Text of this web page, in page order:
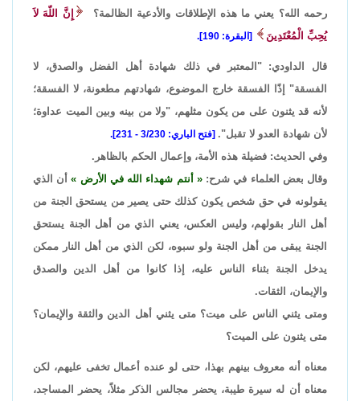
رحمه الله؟ يعني ما هذه الإطلاقات والأدعية الظالمة؟
إِنَّ اللّهَ لاَ
يُحِبِّ الْمُعْتَدِينَ
[البقرة: 190].
قال الداودي: "المعتبر في ذلك شهادة أهل الفضل والصدق، لا
الفسقة" إذًا الفسقة خارج الموضوع، شهادتهم مطعونة، لا الفسقة؛
لأنه قد يثنون على من يكون مثلهم، "ولا من بينه وبين الميت عداوة؛
لأن شهادة العدو لا تقبل". [فتح الباري: 3/230 - 231].
وفي الحديث: فضيلة هذه الأمة، وإعمال الحكم بالظاهر.
وقال بعض العلماء في شرح:
أنتم شهداء الله في الأرض
أن الذي
يقولونه في حق شخص يكون كذلك حتى يصير من يستحق الجنة من
أهل النار بقولهم، وليس العكس، يعني الذي من أهل الجنة يستحق
الجنة يبقى من أهل الجنة ولو سبوه، لكن الذي من أهل النار ممكن
يدخل الجنة بثناء الناس عليه، إذا كانوا من أهل الدين والصدق
والإيمان، الثقات.
ومتى يثني الناس على ميت؟ متى يثني أهل الدين والثقة والإيمان؟
متى يثنون على الميت؟
معناه أنه معروف بينهم بهذا، حتى لو عنده أعمال تخفى عليهم، لكن
معناه أن له سيرة طيبة، يحضر مجالس الذكر مثلاً، يحضر المساجد،